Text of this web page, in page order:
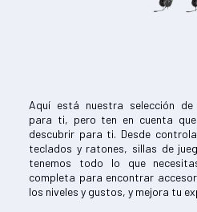
Aquí está nuestra selección de
para ti, pero ten en cuenta
descubrir para ti. Desde
teclados y ratones, sillas de
tenemos todo lo que
completa para encontrar
los niveles y gustos, y mejora tu